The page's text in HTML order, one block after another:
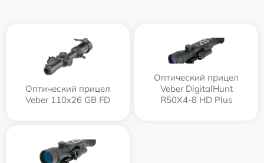
Оптический прицел
Veber 110х26 GB FD
Оптический прицел
Veber DigitalHunt
R50X4-8 HD Plus